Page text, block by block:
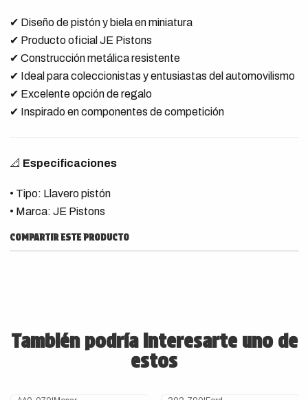
✔ Diseño de pistón y biela en miniatura
✔ Producto oficial JE Pistons
✔ Construcción metálica resistente
✔ Ideal para coleccionistas y entusiastas del automovilismo
✔ Excelente opción de regalo
✔ Inspirado en componentes de competición
📐 Especificaciones
• Tipo: Llavero pistón
• Marca: JE Pistons
COMPARTIR ESTE PRODUCTO
También podría interesarte uno de
estos